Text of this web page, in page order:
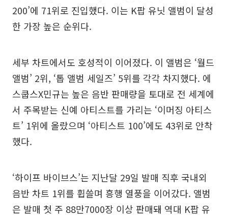
200’에 71위로 진입했다. 이는 K팝 유닛 앨범이 달성
한 가장 높은 순위다.
세부 차트에서도 호성적이 이어졌다. 이 앨범은 ‘월드
앨범’ 2위, ‘톱 앨범 세일즈’ 5위를 각각 차지했다. 에
스쿱스X민규는 높은 음반 판매량을 토대로 전 세계에
서 주목받는 신예 아티스트를 가리는 ‘이머징 아티스
트’ 1위에 올랐으며 ‘아티스트 100’에도 43위로 안착
했다.
‘하이프 바이브스’는 지난달 29일 발매 직후 국내외
음반 차트 1위를 휩쓸며 흥행 열풍을 이어갔다. 앨범
은 발매 첫 주 88만7000장 이상 판매돼 역대 K팝 유